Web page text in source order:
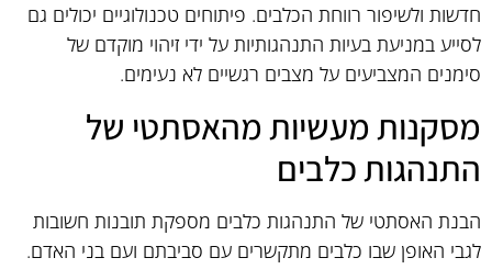
חדשות ולשיפור רווחת הכלבים. פיתוחים טכנולוגיים יכולים גם
לסייע במניעת בעיות התנהגותיות על ידי זיהוי מוקדם של
סימנים המצביעים על מצבים רגשיים לא נעימים.
מסקנות מעשיות מהאסתטי של
התנהגות כלבים
הבנת האסתטי של התנהגות כלבים מספקת תובנות חשובות
לגבי האופן שבו כלבים מתקשרים עם סביבתם ועם בני האדם.